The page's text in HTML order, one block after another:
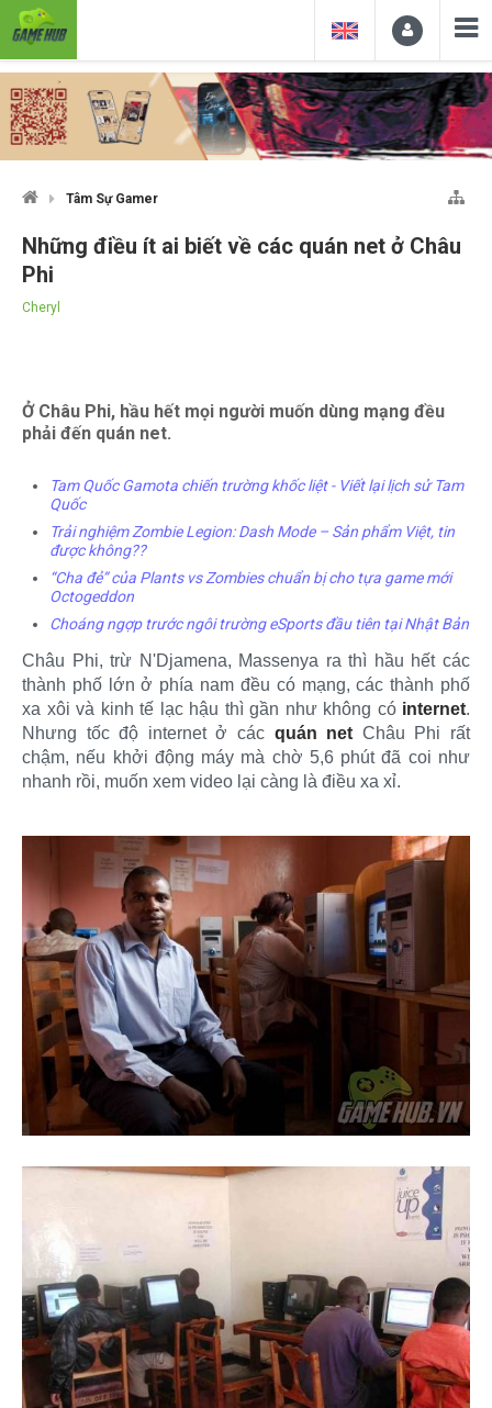
Tâm Sự Gamer
Những điều ít ai biết về các quán net ở Châu
Phi
Cheryl
Ở Châu Phi, hầu hết mọi người muốn dùng mạng đều
phải đến quán net.
Tam Quốc Gamota chiến trường khốc liệt - Viết lại lịch sử Tam
Quốc
Trải nghiệm Zombie Legion: Dash Mode – Sản phẩm Việt, tin
được không??
“Cha đẻ” của Plants vs Zombies chuẩn bị cho tựa game mới
Octogeddon
Choáng ngợp trước ngôi trường eSports đầu tiên tại Nhật Bản
Châu Phi, trừ N'Djamena, Massenya ra thì hầu hết các
thành phố lớn ở phía nam đều có mạng, các thành phố
xa xôi và kinh tế lạc hậu thì gần như không có internet.
Nhưng tốc độ internet ở các quán net Châu Phi rất
chậm, nếu khởi động máy mà chờ 5,6 phút đã coi như
nhanh rồi, muốn xem video lại càng là điều xa xỉ.